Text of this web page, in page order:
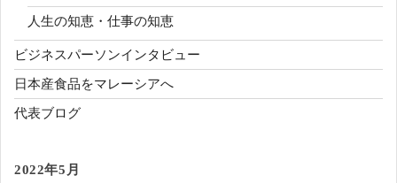
人生の知恵・仕事の知恵
ビジネスパーソンインタビュー
日本産食品をマレーシアへ
代表ブログ
2022年5月